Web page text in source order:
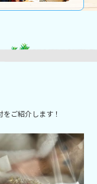
ご紹介します！